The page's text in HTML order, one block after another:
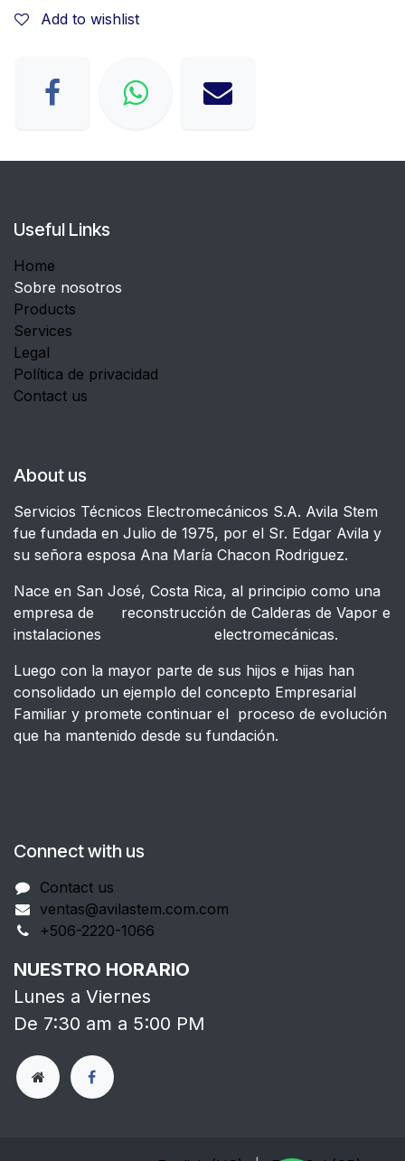
Add to wishlist
Useful Links
Home
Sobre nosotros
Products
Services
Legal
Política de privacidad
Contact us
About us
Servicios Técnicos Electromecánicos S.A. Avila Stem
fue fundada en Julio de 1975, por el Sr. Edgar Avila y
su señora esposa Ana María Chacon Rodriguez.
Nace en San José, Costa Rica, al principio como una
empresa de reconstrucción de Calderas de Vapor e
instalaciones electromecánicas.
Luego con la mayor parte de sus hijos e hijas han
consolidado un ejemplo del concepto Empresarial
Familiar y promete continuar el proceso de evolución
que ha mantenido desde su fundación.
Connect with us
Contact us
ventas@avilastem.com.com
+506-2220-1066
NUESTRO HORARIO
Lunes a Viernes
De 7:30 am a 5:00 PM